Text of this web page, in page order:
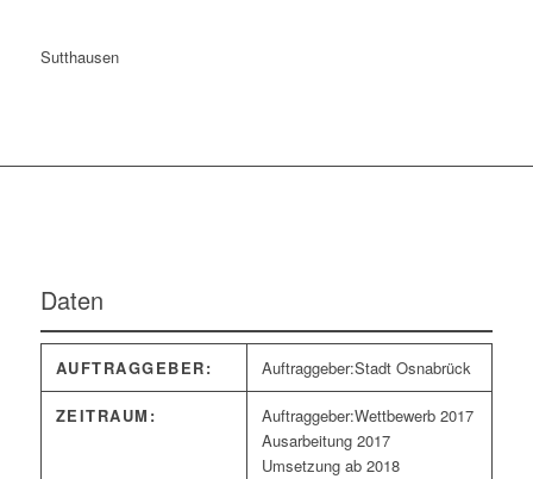
Sutthausen
Daten
AUFTRAGGEBER: Stadt Osnabrück
ZEITRAUM:
Wettbewerb 2017
Ausarbeitung 2017
Umsetzung ab 2018